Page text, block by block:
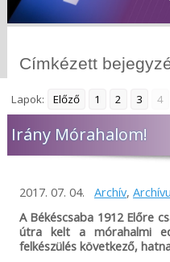
Címkézett
Lapok: Előző 1 2 3 4
Irány Mórahalom!
2017. 07. 04. Archív,
A Békéscsaba 1912 Előre
útra kelt a mórahalmi
felkészülés következő,